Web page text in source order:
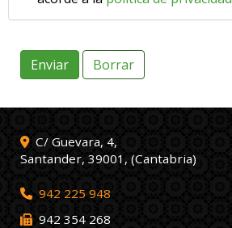
Enviar Borrar
C/ Guevara, 4,
Santander, 39001 , (Cantabria)
942 225 948
942 354 268